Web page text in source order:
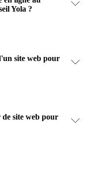
Yola ?
site web pour
site web pour